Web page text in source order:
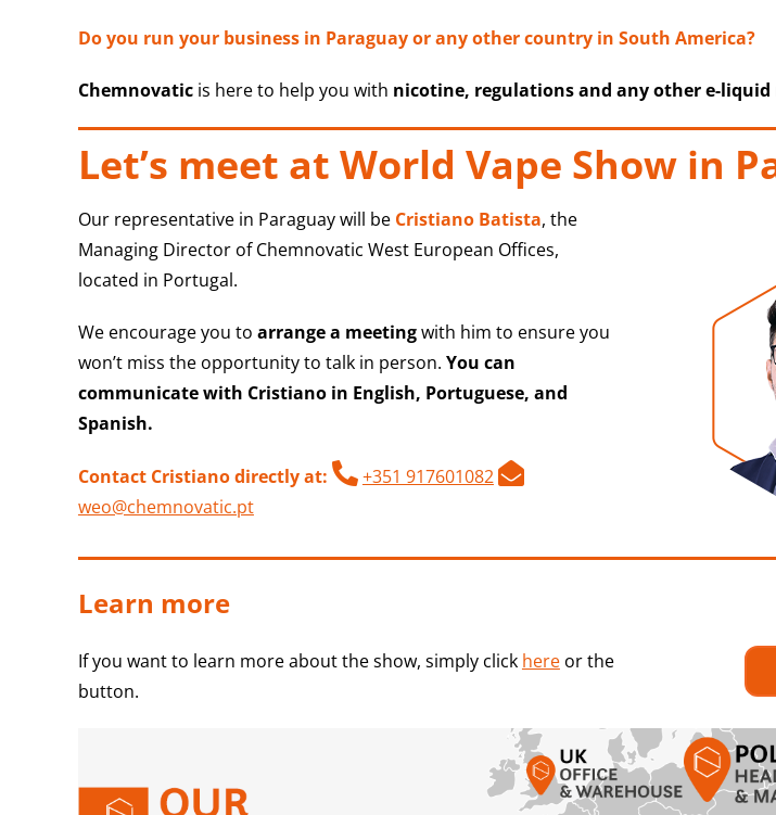
Do you run your business in Paraguay or any other country in South America?
Chemnovaticis here to help you with nicotine, regulationsand any othere-liquid
Let’s meet at World Vape Show in
Our representative in Paraguay will be Cristiano Batista, the
Managing Director of Chemnovatic West European Offices,
located in Portugal.
We encourage you to arrange a meetingwith him to ensure you
won’t miss the opportunity to talk in person. You can
communicate with Cristiano in English, Portuguese, and
Spanish.
Contact Cristiano directly at:
+351 917601082
weo@chemnovatic.pt
Learn more
If you want to learn more about the show, simply click hereor the
button.